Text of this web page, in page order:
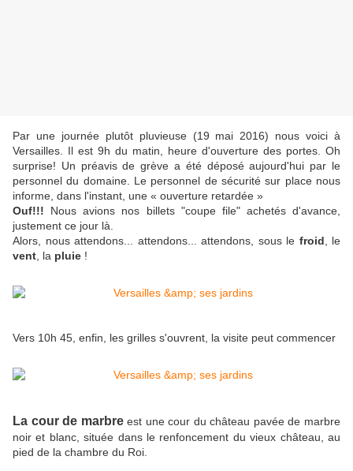
Par une journée plutôt pluvieuse (19 mai 2016) nous voici à
Versailles. Il est 9h du matin, heure d'ouverture des portes. Oh
surprise! Un préavis de grève a été déposé aujourd'hui par le
personnel du domaine. Le personnel de sécurité sur place nous
informe, dans l'instant, une « ouverture retardée »
Ouf!!! Nous avions nos billets "coupe file" achetés d'avance,
justement ce jour là.
Alors, nous attendons... attendons... attendons, sous le froid , le
vent , la pluie !
Vers 10h 45, enfin, les grilles s'ouvrent, la visite peut commencer
La cour de marbreest une cour du château pavée de marbre
noir et blanc, située dans le renfoncement du vieux château, au
pied de la chambre du Roi.